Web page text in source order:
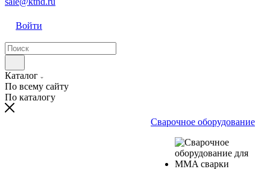
Войти
Каталог
По всему сайту
По каталогу
Сварочное оборудование